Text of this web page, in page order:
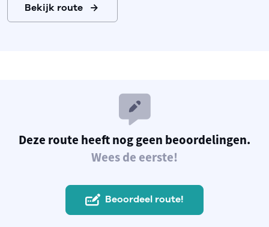
Bekijk route
Deze route heeft nog geen beoordelingen.
Wees de eerste!
Beoordeel route!